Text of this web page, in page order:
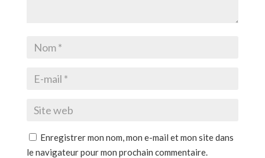
Enregistrer mon nom, mon e-mail et mon site dans
le navigateur pour mon prochain commentaire.